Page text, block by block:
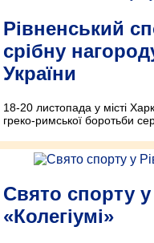
Рівненський
срібну
України
18-20 листопада у місті
греко-римської боротьби
Свято спорту
«Колегіумі»